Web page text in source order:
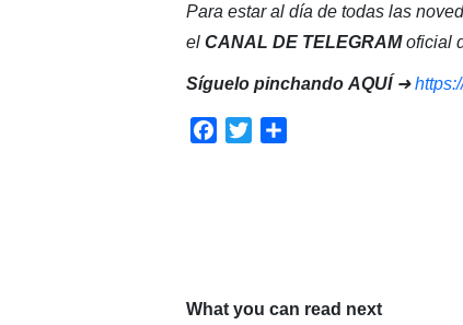
Para estar al día de todas las
el CANAL DE TELEGRAMoficial
Síguelo pinchando AQUÍ➜
Facebook
Twitter
What you can read next